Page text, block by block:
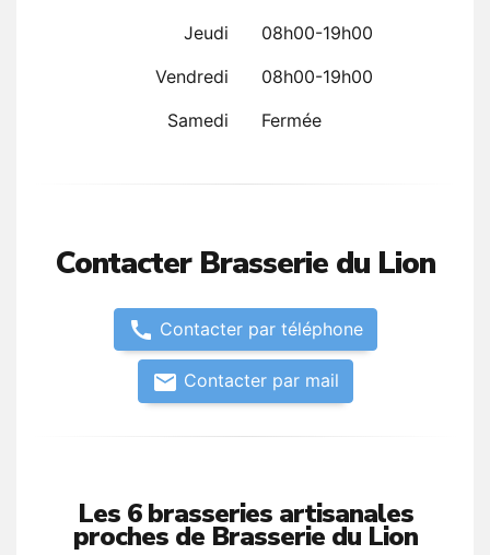
Jeudi
08h00-19h00
Vendredi
08h00-19h00
Samedi
Fermée
Contacter Brasserie du Lion
call Contacter par téléphone
email Contacter par mail
Les 6 brasseries artisanales
proches de Brasserie du Lion